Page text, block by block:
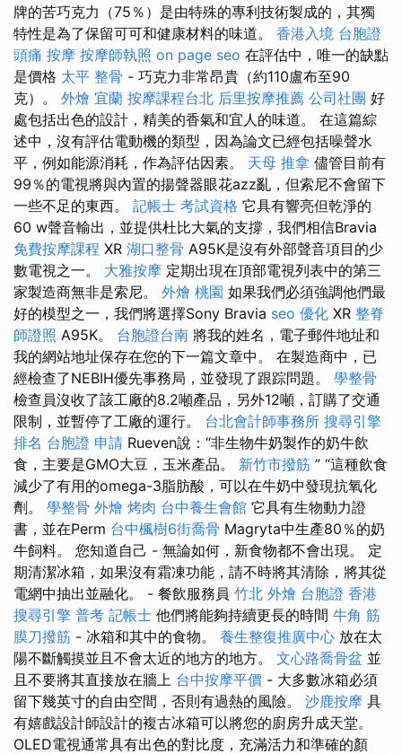
牌的苦巧克力（75％）是由特殊的專利技術製成的，其獨
特性是為了保留可可和健康材料的味道。 香港入境 台胞證
頭痛 按摩 按摩師執照 on page seo 在評估中，唯一的缺點
是價格 太平 整骨 - 巧克力非常昂貴（約110盧布至90
克）。 外燴 宜蘭 按摩課程台北 后里按摩推薦 公司社團 好
處包括出色的設計，精美的香氣和宜人的味道。 在這篇綜
述中，沒有評估電動機的類型，因為論文已經包括噪聲水
平，例如能源消耗，作為評估因素。 天母 推拿 儘管目前有
99％的電視將與內置的揚聲器眼花azz亂，但索尼不會留下
一些不足的東西。 記帳士 考試資格 它具有響亮但乾淨的
60 w聲音輸出，並提供杜比大氣的支撐，我們相信Bravia
免費按摩課程 XR 湖口整骨 A95K是沒有外部聲音項目的少
數電視之一。 大雅按摩 定期出現在頂部電視列表中的第三
家製造商無非是索尼。 外燴 桃園 如果我們必須強調他們最
好的模型之一，我們將選擇Sony Bravia seo 優化 XR 整脊
師證照 A95K。 台胞證台南 將我的姓名，電子郵件地址和
我的網站地址保存在您的下一篇文章中。 在製造商中，已
經檢查了NEBIH優先事務局，並發現了跟踪問題。 學整骨
檢查員沒收了該工廠的8.2噸產品，另外12噸，訂購了交通
限制，並暫停了工廠的運行。 台北會計師事務所 搜尋引擎
排名 台胞證 申請 Rueven說：“非生物牛奶製作的奶牛飲
食，主要是GMO大豆，玉米產品。 新竹市撥筋 ” “這種飲食
減少了有用的omega-3脂肪酸，可以在牛奶中發現抗氧化
劑。 學整骨 外燴 烤肉 台中養生會館 它具有生物動力證
書，並在Perm 台中楓樹6街喬骨 Magryta中生產80％的奶
牛飼料。 您知道自己 - 無論如何，新食物都不會出現。 定
期清潔冰箱，如果沒有霜凍功能，請不時將其清除，將其從
電網中抽出並融化。 - 餐飲服務員 竹北 外燴 台胞證 香港
搜尋引擎 普考 記帳士 他們將能夠持續更長的時間 牛角 筋
膜刀撥筋 - 冰箱和其中的食物。 養生整復推廣中心 放在太
陽不斷觸摸並且不會太近的地方的地方。 文心路喬骨盆 並
且不要將其直接放在牆上 台中按摩平價 - 大多數冰箱必須
留下幾英寸的自由空間，否則有過熱的風險。 沙鹿按摩 具
有嬉戲設計師設計的複古冰箱可以將您的廚房升成天堂。
OLED電視通常具有出色的對比度，充滿活力和準確的顏